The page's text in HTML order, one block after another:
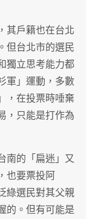
其戶籍也在台北
但台北市的選民
獨立思考能力都
軍」運動，多數
，在投票時唾棄
，只能是打作為
南的「扁迷」又
也要票投阿
綠選民對其父親
的。但有可能是